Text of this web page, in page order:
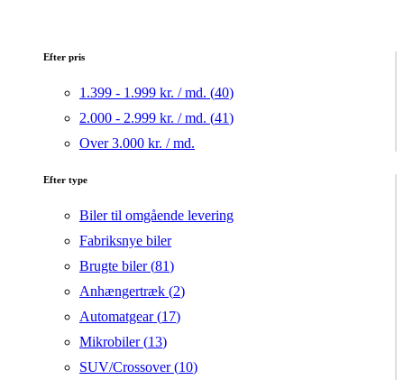
Efter pris
1.399 - 1.999 kr. / md. (40)
2.000 - 2.999 kr. / md. (41)
Over 3.000 kr. / md.
Efter type
Biler til omgående levering
Fabriksnye biler
Brugte biler (81)
Anhængertræk (2)
Automatgear (17)
Mikrobiler (13)
SUV/Crossover (10)